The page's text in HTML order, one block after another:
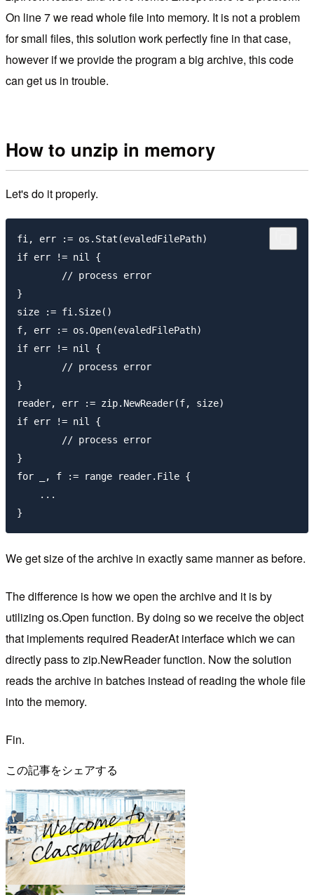
On line 7 we read whole file into memory. It is not a problem
for small files, this solution work perfectly fine in that case,
however if we provide the program a big archive, this code
can get us in trouble.
How to unzip in memory
Let's do it properly.
fi, err := os.Stat(evaledFilePath)
if err != nil {
}
size := fi.Size()
f, err := os.Open(evaledFilePath)
if err != nil {
}
reader, err := zip.NewReader(f, size)
if err != nil {
}
for _, f := range reader.File {
    ...
We get size of the archive in exactly same manner as before.
The difference is how we open the archive and it is by
utilizing os.Open function. By doing so we receive the object
that implements required ReaderAt interface which we can
directly pass to zip.NewReader function. Now the solution
reads the archive in batches instead of reading the whole file
into the memory.
Fin.
この記事をシェアする